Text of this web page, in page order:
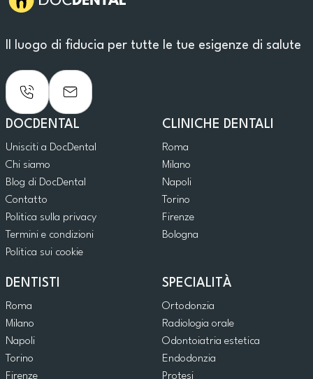
Il luogo di fiducia per tutte le tue esigenze di salute
DOCDENTAL
Unisciti a DocDental
Chi siamo
Blog di DocDental
Contatto
Politica sulla privacy
Termini e condizioni
Politica sui cookie
CLINICHE DENTALI
Roma
Milano
Napoli
Torino
Firenze
Bologna
DENTISTI
Roma
Milano
Napoli
Torino
Firenze
SPECIALITÀ
Ortodonzia
Radiologia orale
Odontoiatria estetica
Endodonzia
Protesi